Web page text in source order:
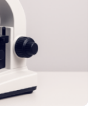
Geehrt
oder eine
zum Thema